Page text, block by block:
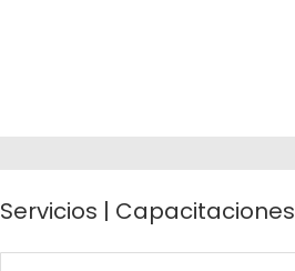
Servicios | Capacitaciones